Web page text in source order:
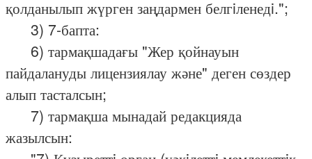
қолданылып жүрген заңдармен белгiленедi.";
3) 7-бапта:
6) тармақшадағы "Жер қойнауын
пайдалануды лицензиялау және" деген сөздер
алып тасталсын;
7) тармақша мынадай редакцияда
жазылсын: